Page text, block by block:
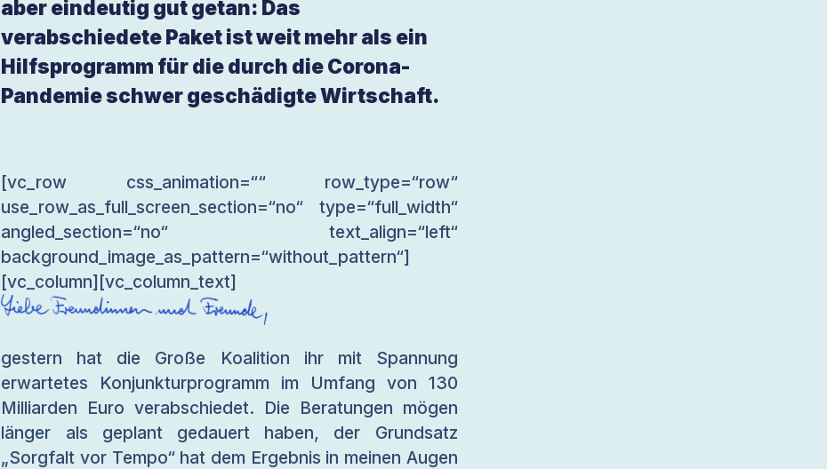
aber eindeutig gut getan: Das
verabschiedete Paket ist weit mehr als ein
Hilfsprogramm für die durch die Corona-
Pandemie schwer geschädigte Wirtschaft.
[vc_row css_animation=““ row_type=“row“
use_row_as_full_screen_section=“no“ type=“full_width“
angled_section=“no“ text_align=“left“
background_image_as_pattern=“without_pattern“]
[vc_column][vc_column_text]
gestern hat die Große Koalition ihr mit Spannung
erwartetes Konjunkturprogramm im Umfang von 130
Milliarden Euro verabschiedet. Die Beratungen mögen
länger als geplant gedauert haben, der Grundsatz
„Sorgfalt vor Tempo“ hat dem Ergebnis in meinen Augen